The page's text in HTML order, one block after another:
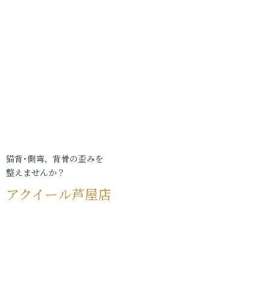
猫背･側弯、背骨の歪みを
整えませんか？
アクイール芦屋店